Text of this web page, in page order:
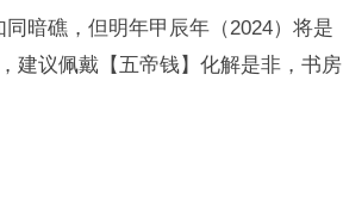
暗礁，但明年甲辰年（2024）将是
建议佩戴【五帝钱】化解是非，书房